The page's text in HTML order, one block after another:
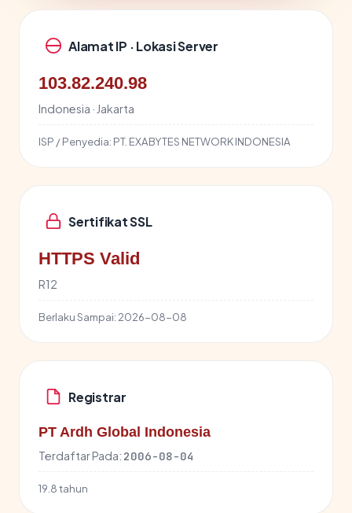
Alamat IP · Lokasi Server
103.82.240.98
Indonesia · Jakarta
ISP / Penyedia: PT. EXABYTES NETWORK INDONESIA
Sertifikat SSL
HTTPS Valid
R12
Berlaku Sampai: 2026-08-08
Registrar
PT Ardh Global Indonesia
Terdaftar Pada: 2006-08-04
19.8 tahun